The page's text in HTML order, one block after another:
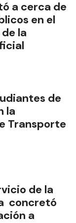
a cerca de
en el
la
de
la
Transporte
de la
concretó
a